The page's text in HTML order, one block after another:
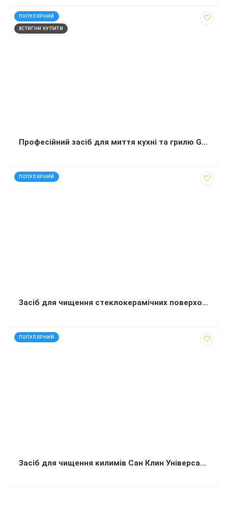
ПОПУЛЯРНИЙ
ВСТИГНИ КУПИТИ
код: 810059
Професійний засіб для миття кухні та грилю GRILL & BBQ 5 л
ПОПУЛЯРНИЙ
код: 12311
Засіб для чищення стеклокерамічних поверхонь Кристал з розплювачем 500 мл
ПОПУЛЯРНИЙ
код: 50307
Засіб для чищення килимів Сан Клин Універсал-2000 (500 грам)